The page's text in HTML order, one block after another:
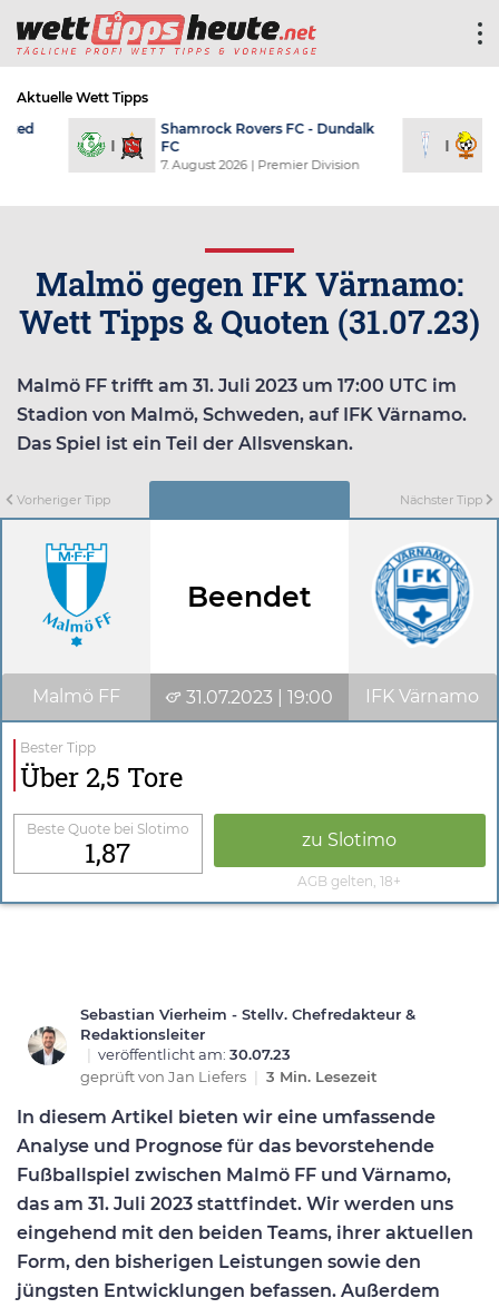
Aktuelle Wett Tipps
Shamrock Rovers FC - Dundalk
FC
7. August 2026| Premier Division
Malmö gegen IFK Värnamo:
Wett Tipps & Quoten (31.07.23)
Malmö FF trifft am 31. Juli 2023 um 17:00 UTC im
Stadion von Malmö, Schweden, auf IFK Värnamo.
Das Spiel ist ein Teil der Allsvenskan.
Vorheriger Tipp Nächster Tipp
Beendet
Malmö FF 31.07.2023 | 19:00 IFK Värnamo
Bester Tipp
Über 2,5 Tore
Beste Quote bei Slotimo
1,87 zu Slotimo
AGB gelten, 18+
Sebastian Vierheim - Stellv. Chefredakteur &
Redaktionsleiter
| veröffentlicht am: 30.07.23
geprüft von Jan Liefers | 3 Min. Lesezeit
In diesem Artikel bieten wir eine umfassende
Analyse und Prognose für das bevorstehende
Fußballspiel zwischen Malmö FF und Värnamo,
das am 31. Juli 2023 stattfindet. Wir werden uns
eingehend mit den beiden Teams, ihrer aktuellen
Form, den bisherigen Leistungen sowie den
jüngsten Entwicklungen befassen. Außerdem